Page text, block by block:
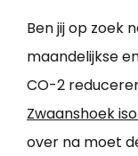
Ben jij op zoek
maandelijkse
CO-2
Zwaanshoek
over na moet